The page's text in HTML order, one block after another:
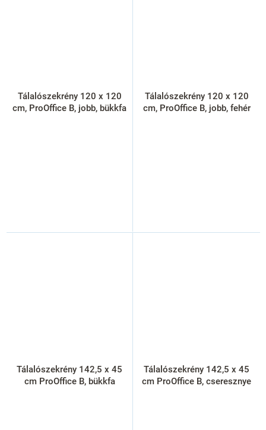
Tálalószekrény 120 x 120
cm, ProOffice B, jobb, bükkfa
Tálalószekrény 120 x 120
cm, ProOffice B, jobb, fehér
Tálalószekrény 142,5 x 45
cm ProOffice B, bükkfa
Tálalószekrény 142,5 x 45
cm ProOffice B, cseresznye